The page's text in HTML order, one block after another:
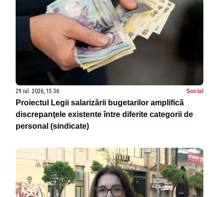
29 iul. 2026, 15:36 Social
Proiectul Legii salarizării bugetarilor amplifică
discrepanţele existente între diferite categorii de
personal (sindicate)